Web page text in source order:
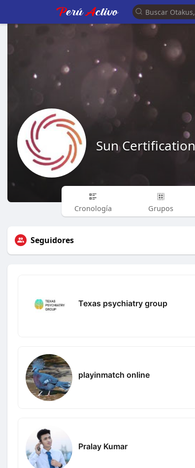
Sun Certification
Cronología Grupos
Seguidores
Texas psychiatry group
playinmatch online
Pralay Kumar